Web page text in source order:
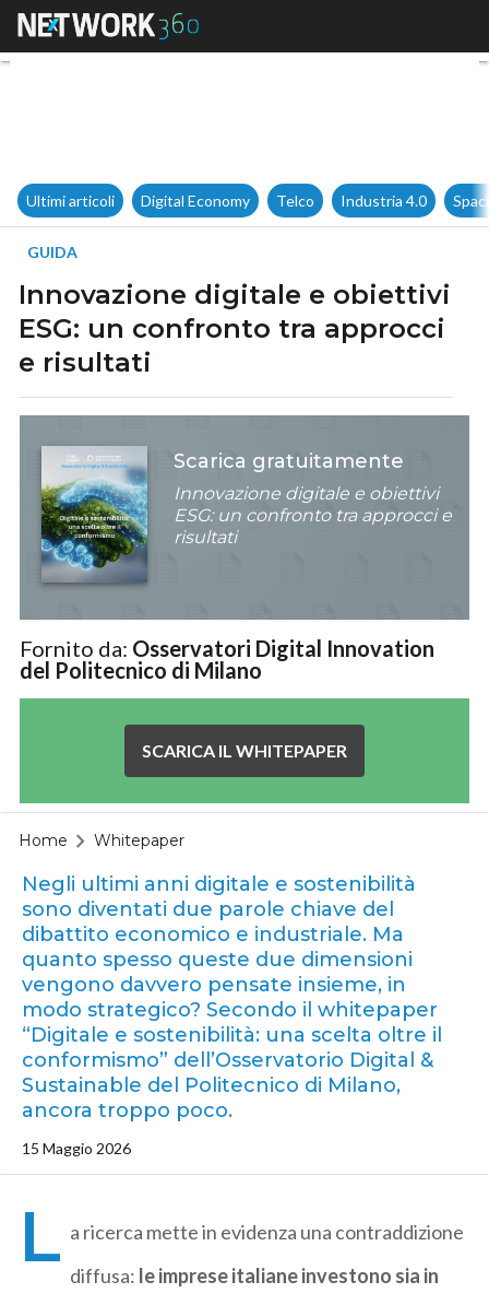
Innovazione digitale e
Ultimi articoli Digital Economy Telco Industria 4.0
GUIDA
Innovazione digitale e obiettivi
ESG: un confronto tra approcci
e risultati
Scarica gratuitamente
Innovazione digitale e obiettivi
ESG: un confronto tra approcci e
risultati
Fornito da: Osservatori Digital Innovation
del Politecnico di Milano
SCARICA IL WHITEPAPER
Home Whitepaper
Negli ultimi anni digitale e sostenibilità
sono diventati due parole chiave del
dibattito economico e industriale. Ma
quanto spesso queste due dimensioni
vengono davvero pensate insieme, in
modo strategico? Secondo il whitepaper
“Digitale e sostenibilità: una scelta oltre il
conformismo” dell’Osservatorio Digital &
Sustainable del Politecnico di Milano,
ancora troppo poco.
15 Maggio 2026
L a ricerca mette in evidenza una contraddizione
diffusa: le imprese italiane investono sia in